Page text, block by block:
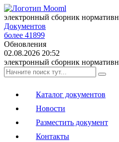
электронный сборник
Документов
более 41899
Обновления
02.08.2026 20:52
электронный сборник
Каталог документов
Новости
Разместить документ
Контакты